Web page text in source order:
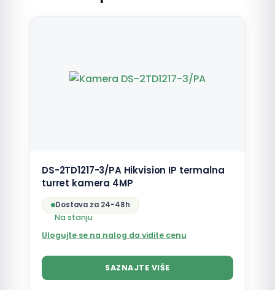
DS-2TD1217-3/PA Hikvision IP termalna
turret kamera 4MP
Dostava za 24-48h
Na stanju
Ulogujte se na nalog da vidite cenu
SAZNAJTE VIŠE